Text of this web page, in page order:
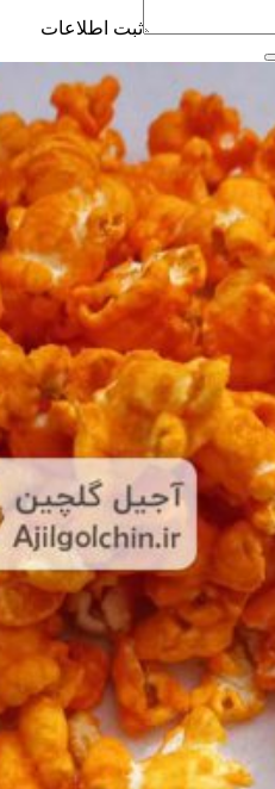
ثبت اطلاعات